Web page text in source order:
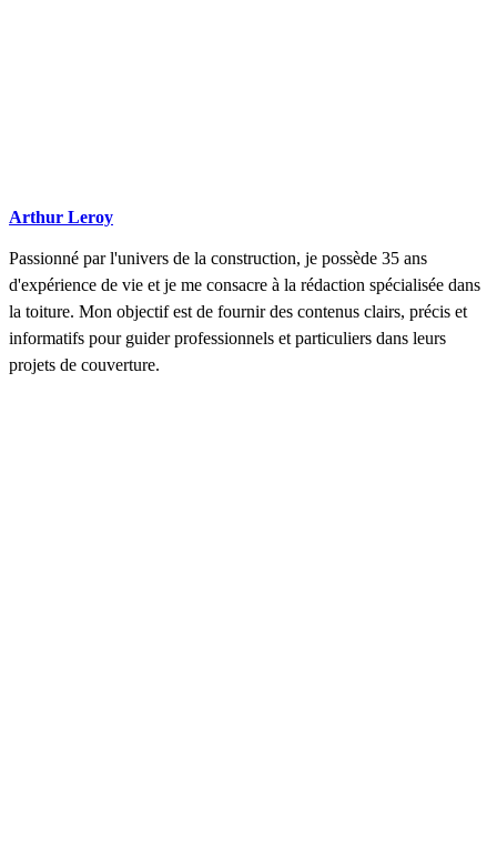
Arthur Leroy
Passionné par l'univers de la construction, je possède 35 ans
d'expérience de vie et je me consacre à la rédaction spécialisée dans
la toiture. Mon objectif est de fournir des contenus clairs, précis et
informatifs pour guider professionnels et particuliers dans leurs
projets de couverture.